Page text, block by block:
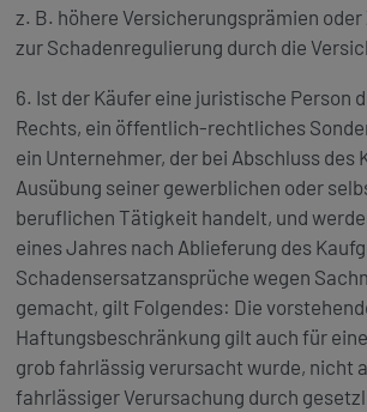
z. B. höhere Versicherungsprämien
zur Schadenregulierung durch die
6. Ist der Käufer eine juristische Person
Rechts, ein öffentlich-rechtliches
ein Unternehmer, der bei Abschluss des
Ausübung seiner gewerblichen oder
beruflichen Tätigkeit handelt, und
eines Jahres nach Ablieferung des
Schadensersatzansprüche wegen
gemacht, gilt Folgendes: Die
Haftungsbeschränkung gilt auch für
grob fahrlässig verursacht wurde, nicht
fahrlässiger Verursachung durch